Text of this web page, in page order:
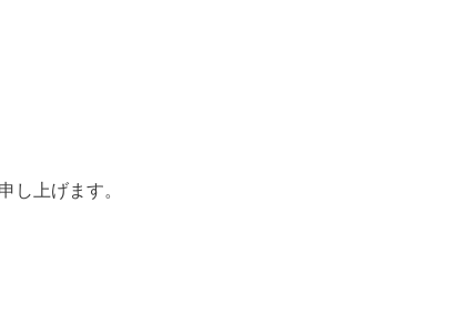
し上げます。